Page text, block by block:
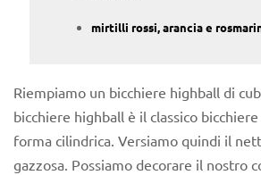
mirtilli rossi, arancia e
Riempiamo un bicchiere highball di
bicchiere highball è il classico
forma cilindrica. Versiamo quindi il
gazzosa. Possiamo decorare il nostro